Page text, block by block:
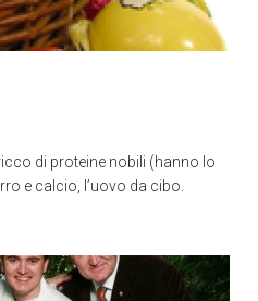
di proteine nobili (hanno lo
e calcio, l’uovo da cibo.